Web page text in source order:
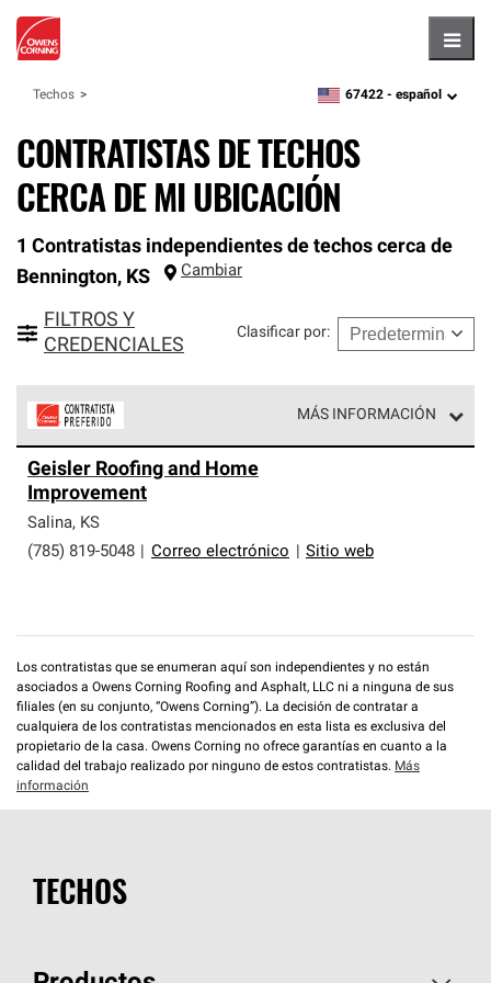
Techos zipcode,language
67422 - español
CONTRATISTAS DE TECHOS
CERCA DE MI UBICACIÓN
1 Contratistas independientes de techos cerca de
Bennington, KS Cambiar
FILTROS Y
CREDENCIALES
Clasificar por:
MÁS INFORMACIÓN
parte de una red exclusiva de profesionales de techos
que cumplen con altos estándares y requisitos estrictos
de profesionalismo y confiabilidad.
Geisler Roofing and Home
Improvement
Salina, KS
(785) 819-5048
Correo electrónico Sitio web
Los contratistas que se enumeran aquí son independientes y no están
asociados a Owens Corning Roofing and Asphalt, LLC ni a ninguna de sus
filiales (en su conjunto, “Owens Corning”). La decisión de contratar a
cualquiera de los contratistas mencionados en esta lista es exclusiva del
propietario de la casa. Owens Corning no ofrece garantías en cuanto a la
calidad del trabajo realizado por ninguno de estos contratistas. Más
información
TECHOS